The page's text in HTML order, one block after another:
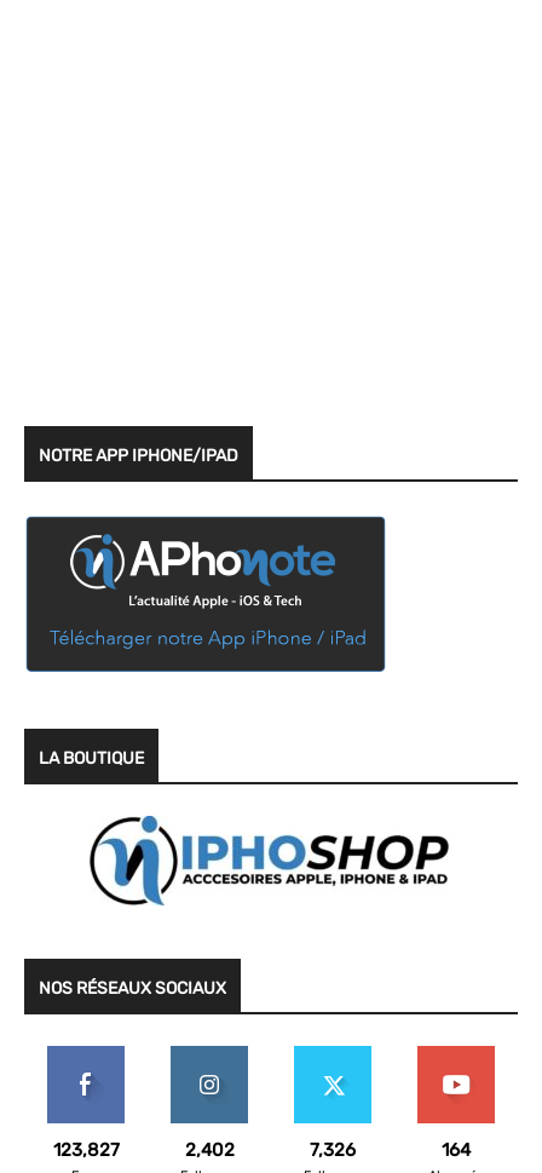
NOTRE APP IPHONE/IPAD
LA BOUTIQUE
NOS RÉSEAUX SOCIAUX
123,827 2,402 7,326 164